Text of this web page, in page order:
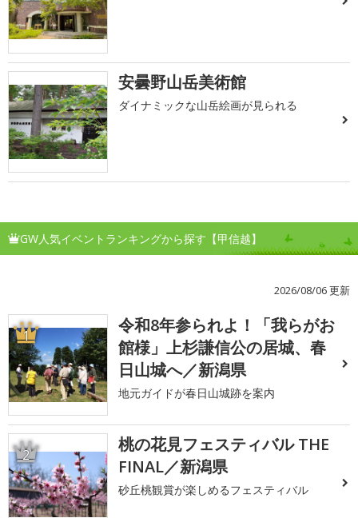
安曇野山岳美術館
ダイナミックな山岳絵画が見られる
GW人気イベントランキングから探す【甲信越】
2026/08/06 更新
1
令和8年参られよ！「我らがお
館様」上杉謙信公の居城、春
日山城へ／新潟県
地元ガイドが春日山城跡を案内
2
桃の花見フェスティバル THE
FINAL／新潟県
砂丘桃観賞が楽しめるフェスティバル